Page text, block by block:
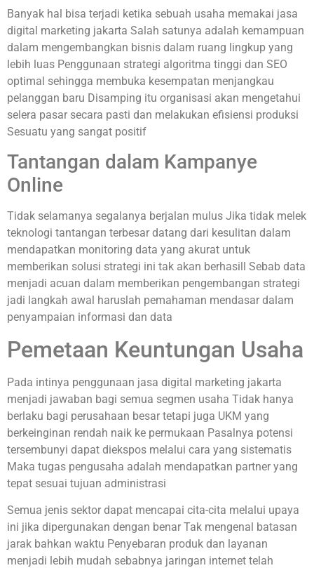
Banyak hal bisa terjadi ketika sebuah usaha memakai jasa
digital marketing jakarta Salah satunya adalah kemampuan
dalam mengembangkan bisnis dalam ruang lingkup yang
lebih luas Penggunaan strategi algoritma tinggi dan SEO
optimal sehingga membuka kesempatan menjangkau
pelanggan baru Disamping itu organisasi akan mengetahui
selera pasar secara pasti dan melakukan efisiensi produksi
Sesuatu yang sangat positif
Tantangan dalam Kampanye
Online
Tidak selamanya segalanya berjalan mulus Jika tidak melek
teknologi tantangan terbesar datang dari kesulitan dalam
mendapatkan monitoring data yang akurat untuk
memberikan solusi strategi ini tak akan berhasill Sebab data
menjadi acuan dalam memberikan pengembangan strategi
jadi langkah awal haruslah pemahaman mendasar dalam
penyampaian informasi dan data
Pemetaan Keuntungan Usaha
Pada intinya penggunaan jasa digital marketing jakarta
menjadi jawaban bagi semua segmen usaha Tidak hanya
berlaku bagi perusahaan besar tetapi juga UKM yang
berkeinginan rendah naik ke permukaan Pasalnya potensi
tersembunyi dapat diekspos melalui cara yang sistematis
Maka tugas pengusaha adalah mendapatkan partner yang
tepat sesuai tujuan administrasi
Semua jenis sektor dapat mencapai cita-cita melalui upaya
ini jika dipergunakan dengan benar Tak mengenal batasan
jarak bahkan waktu Penyebaran produk dan layanan
menjadi lebih mudah sebabnya jaringan internet telah